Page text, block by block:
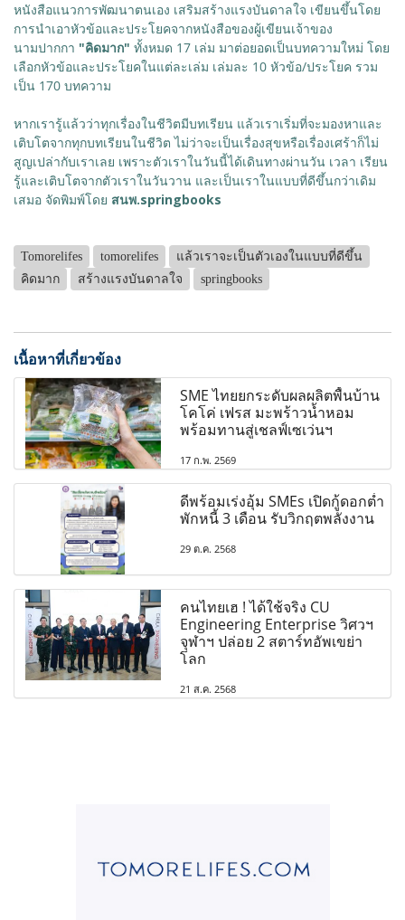
หนังสือแนวการพัฒนาตนเอง เสริมสร้างแรงบันดาลใจ เขียนขึ้นโดย
การนำเอาหัวข้อและประโยคจากหนังสือของผู้เขียนเจ้าของ
นามปากกา "คิดมาก" ทั้งหมด 17 เล่ม มาต่อยอดเป็นบทความใหม่ โดย
เลือกหัวข้อและประโยคในแต่ละเล่ม เล่มละ 10 หัวข้อ/ประโยค รวม
เป็น 170 บทความ
หากเรารู้แล้วว่าทุกเรื่องในชีวิตมีบทเรียน แล้วเราเริ่มที่จะมองหาและ
เติบโตจากทุกบทเรียนในชีวิต ไม่ว่าจะเป็นเรื่องสุขหรือเรื่องเศร้าก็ไม่
สูญเปล่ากับเราเลย เพราะตัวเราในวันนี้ได้เดินทางผ่านวัน เวลา เรียน
รู้และเติบโตจากตัวเราในวันวาน และเป็นเราในแบบที่ดีขึ้นกว่าเดิม
เสมอ จัดพิมพ์โดย สนพ.springbooks
Tomorelifes tomorelifes
แล้วเราจะเป็นตัวเองในแบบที่ดีขึ้น
คิดมาก
สร้างแรงบันดาลใจ springbooks
เนื้อหาที่เกี่ยวข้อง
SME ไทยยกระดับผลผลิตพื้นบ้าน
โคโค่ เฟรส มะพร้าวน้ำหอม
พร้อมทานสู่เชลฟ์เซเว่นฯ
17 ก.พ. 2569
ดีพร้อมเร่งอุ้ม SMEs เปิดกู้ดอกต่ำ
พักหนี้ 3 เดือน รับวิกฤตพลังงาน
29 ต.ค. 2568
คนไทยเฮ ! ได้ใช้จริง CU
Engineering Enterprise วิศวฯ
จุฬาฯ ปล่อย 2 สตาร์ทอัพเขย่า
โลก
21 ส.ค. 2568